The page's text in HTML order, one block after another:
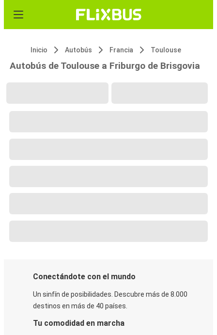
Inicio Autobús Francia Toulouse
Autobús de Toulouse a Friburgo de Brisgovia
Conectándote con el mundo
Un sinfín de posibilidades. Descubre más de 8.000
destinos en más de 40 países.
Tu comodidad en marcha